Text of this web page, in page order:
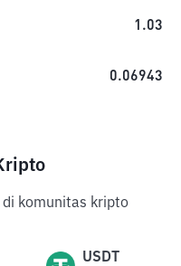
1.03
0.06943
di komunitas kripto
USDT